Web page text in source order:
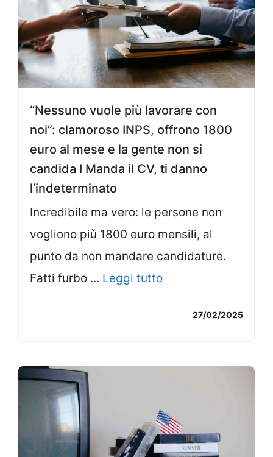
“Nessuno vuole più lavorare con
noi”: clamoroso INPS, offrono 1800
euro al mese e la gente non si
candida I Manda il CV, ti danno
l’indeterminato
Incredibile ma vero: le persone non
vogliono più 1800 euro mensili, al
punto da non mandare candidature.
Fatti furbo ... Leggi tutto
27/02/2025